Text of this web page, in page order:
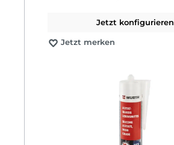
Jetzt konfigurieren
Jetzt merken